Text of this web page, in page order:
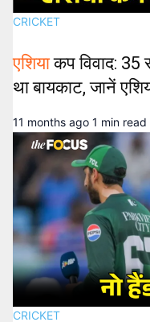
CRICKET
एशियाकप विवाद: 35
था बायकाट, जानें
11 months ago 1 min read
CRICKET